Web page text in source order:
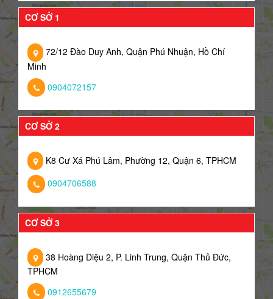
CƠ SỞ 1
72/12 Đào Duy Anh, Quận Phú Nhuận, Hồ Chí
Minh
0904072157
CƠ SỞ 2
K8 Cư Xá Phú Lâm, Phường 12, Quận 6, TPHCM
0904706588
CƠ SỞ 3
38 Hoàng Diệu 2, P. Linh Trung, Quận Thủ Đức,
TPHCM
0912655679